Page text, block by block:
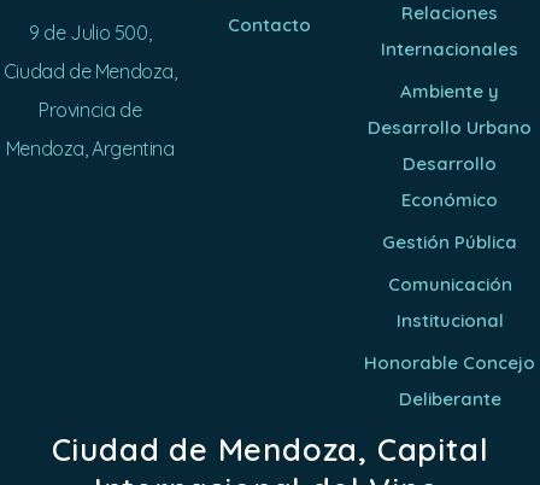
9 de Julio 500,
Ciudad de Mendoza,
Provincia de
Mendoza, Argentina
Contacto
Relaciones
Internacionales
Ambiente y
Desarrollo Urbano
Desarrollo
Económico
Gestión Pública
Comunicación
Institucional
Honorable Concejo
Deliberante
Ciudad de Mendoza, Capital